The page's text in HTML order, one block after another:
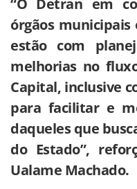
“O Detran em
órgãos
estão com
melhorias no
Capital, inclusive
para facilitar e
daqueles que
do Estado”,
Ualame Machado.